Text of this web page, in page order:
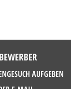
AUFGEBEN